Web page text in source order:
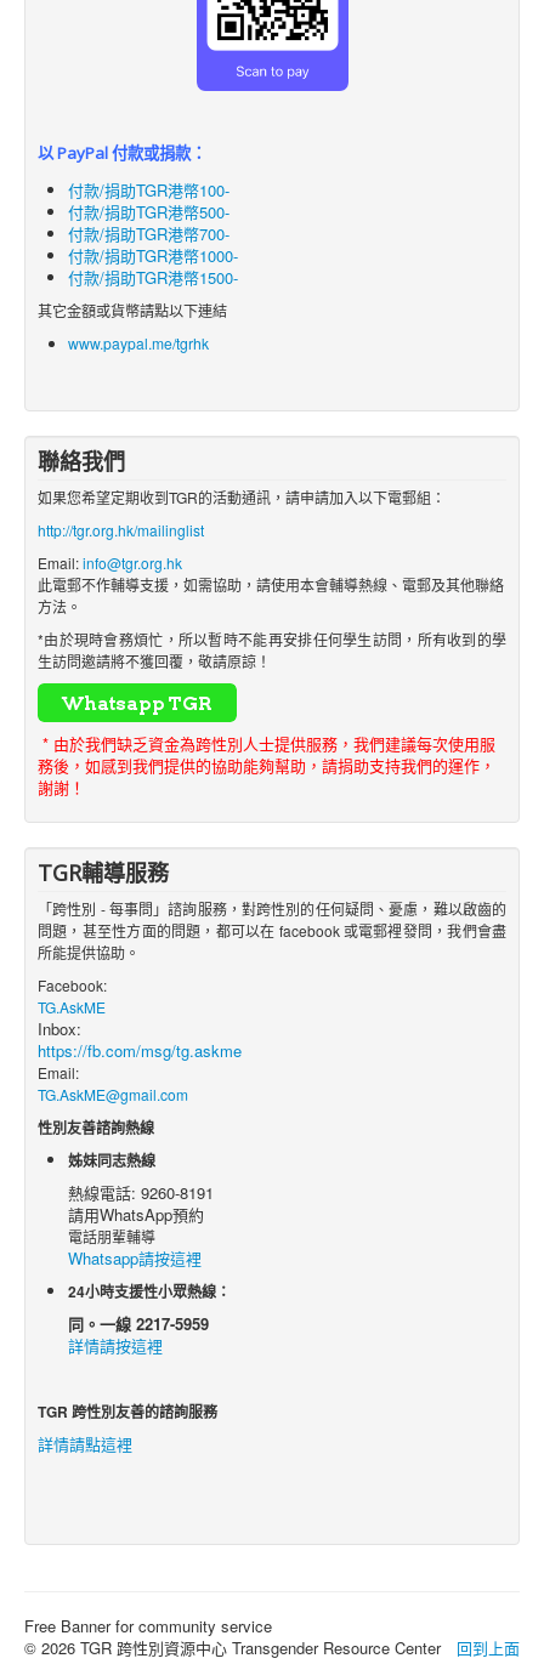
以 PayPal 付款或捐款：
付款/捐助TGR港幣100-
付款/捐助TGR港幣500-
付款/捐助TGR港幣700-
付款/捐助TGR港幣1000-
付款/捐助TGR港幣1500-
其它金額或貨幣請點以下連結
www.paypal.me/tgrhk
聯絡我們
如果您希望定期收到TGR的活動通訊，請申請加入以下電郵組：
http://tgr.org.hk/mailinglist
Email:info@tgr.org.hk
此電郵不作輔導支援，如需協助，請使用本會輔導熱線、電郵及其他聯絡
方法。
*由於現時會務煩忙，所以暫時不能再安排任何學生訪問，所有收到的學
生訪問邀請將不獲回覆，敬請原諒！
* 由於我們缺乏資金為跨性別人士提供服務，我們建議每次使用服
務後，如感到我們提供的協助能夠幫助，請捐助支持我們的運作，
謝謝！
TGR輔導服務
「跨性別 - 每事問」諮詢服務，對跨性別的任何疑問、憂慮，難以啟齒的
問題，甚至性方面的問題，都可以在 facebook 或電郵裡發問，我們會盡
所能提供協助。
Facebook:
TG.AskME
Inbox:
https://fb.com/msg/tg.askme
Email:
TG.AskME@gmail.com
性別友善諮詢熱線
姊妹同志熱線
熱線電話: 9260-8191
請用WhatsApp預約
電話朋輩輔導
Whatsapp請按這裡
24小時支援性小眾熱線：
同。一線 2217-5959
詳情請按這裡
TGR 跨性別友善的諮詢服務
詳情請點這裡
Free Banner for community service
回到上面
© 2026 TGR 跨性別資源中心 Transgender Resource Center